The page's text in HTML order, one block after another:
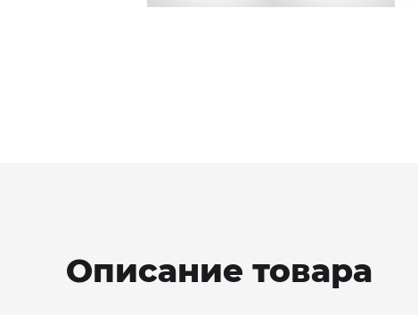
Описание товара